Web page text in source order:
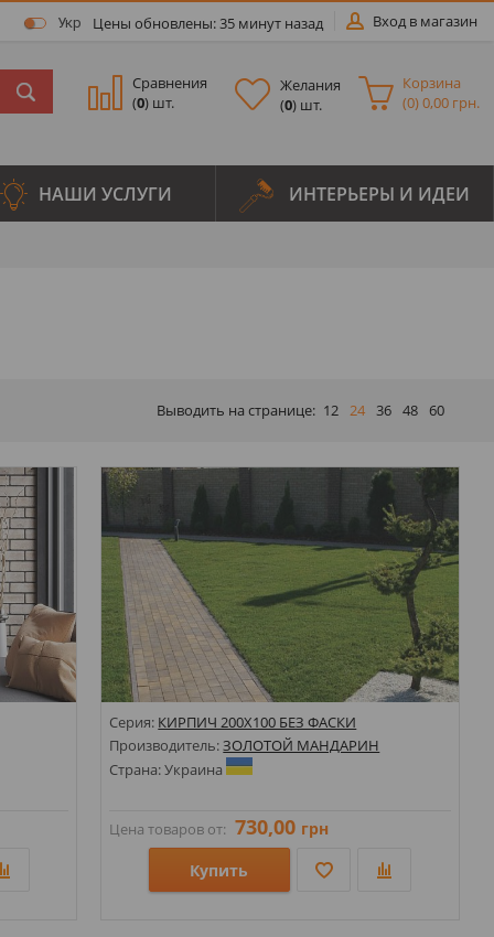
Цены обновлены: 35 минут назад Вход в магазин
Укр
Сравнения
(0) шт.
Желания
(0) шт.
Корзина
(0)0,00 грн.
НАШИ УСЛУГИ ИНТЕРЬЕРЫ И ИДЕИ
Выводить на странице: 12 24 36 48 60
Серия: КИРПИЧ 200Х100 БЕЗ ФАСКИ
Производитель:ЗОЛОТОЙ МАНДАРИН
Страна: Украина
Цена товаров от: 730,00 грн
Купить